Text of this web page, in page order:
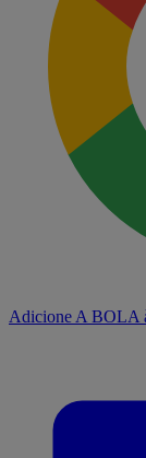
Adicione A BOLA